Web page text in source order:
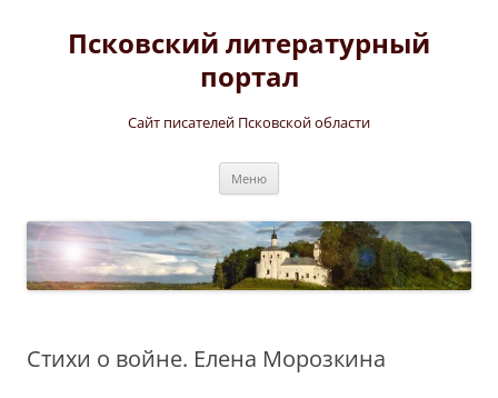
содержимому
Псковский литературный
портал
Сайт писателей Псковской области
Меню
Стихи о войне. Елена Морозкина